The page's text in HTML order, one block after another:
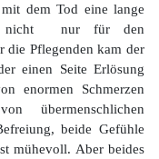
dem Tod eine lange
nicht nur für den
die Pflegenden kam der
einen Seite Erlösung
enormen Schmerzen
übermenschlichen
beide Gefühle
mühevoll. Aber beides